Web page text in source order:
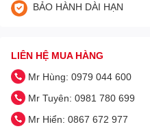
BẢO HÀNH DÀI HẠN
LIÊN HỆ MUA HÀNG
Mr Hùng: 0979 044 600
Mr Tuyên: 0981 780 699
Mr Hiển: 0867 672 977